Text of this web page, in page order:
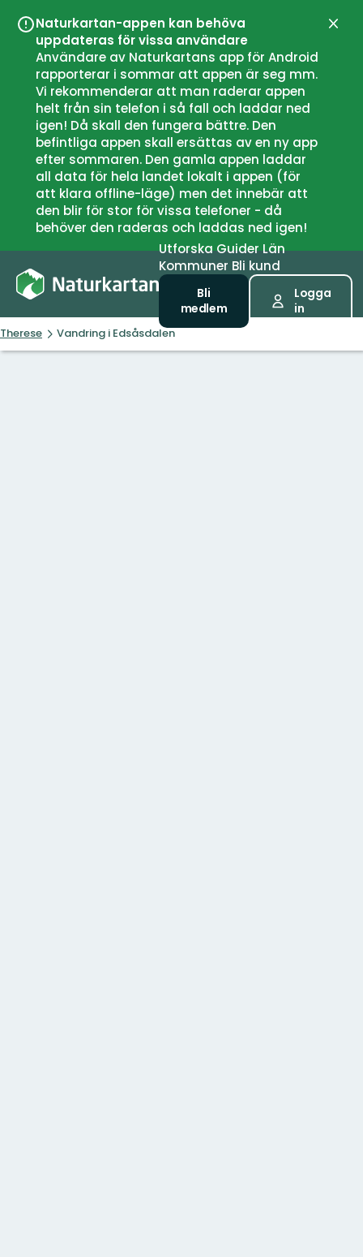
Naturkartan-appen kan behöva
uppdateras för vissa användare
Användare av Naturkartans app för Android
rapporterar i sommar att appen är seg mm.
Vi rekommenderar att man raderar appen
helt från sin telefon i så fall och laddar ned
igen! Då skall den fungera bättre. Den
befintliga appen skall ersättas av en ny app
efter sommaren. Den gamla appen laddar
all data för hela landet lokalt i appen (för
att klara offline-läge) men det innebär att
den blir för stor för vissa telefoner - då
behöver den raderas och laddas ned igen!
UtforskaGuiderLän
Kommuner Bli kund
Bli
medlem
Logga
in
Therese Vandring i Edsåsdalen